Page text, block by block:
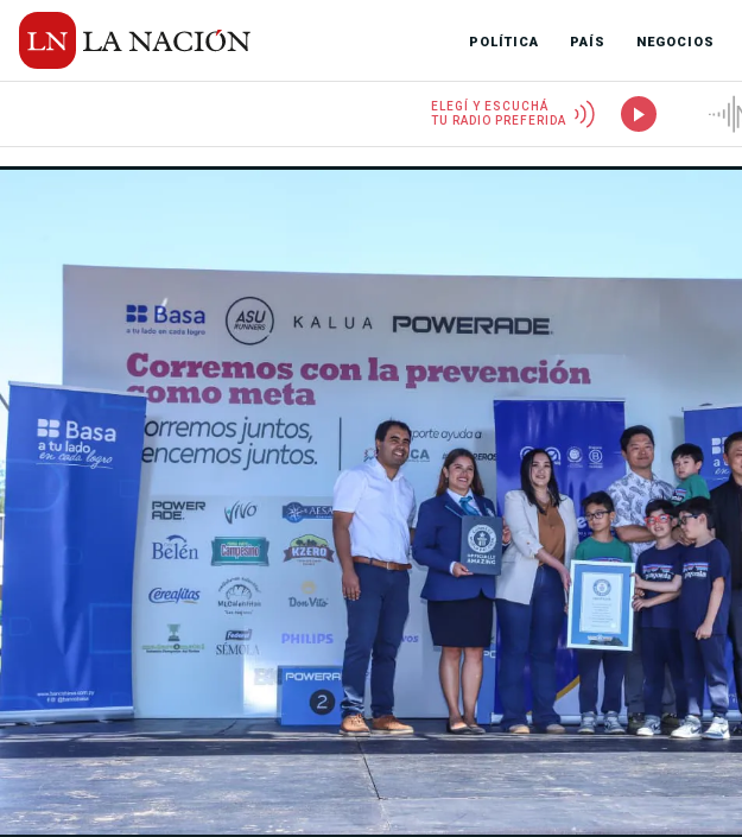
POLÍTICA PAÍS NEGOCIOS
ELEGÍ Y ESCUCHÁ
TU RADIO PREFERIDA